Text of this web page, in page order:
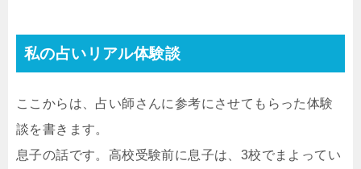
私の占いリアル体験談
ここからは、占い師さんに参考にさせてもらった体験
談を書きます。
息子の話です。高校受験前に息子は、3校でまよってい